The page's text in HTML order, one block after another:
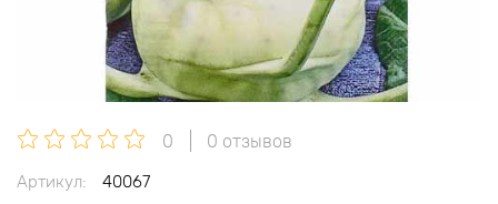
0 0 отзывов
Артикул:
40067